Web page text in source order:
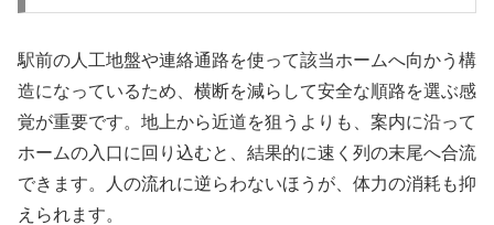
駅前の人工地盤や連絡通路を使って該当ホームへ向かう構
造になっているため、横断を減らして安全な順路を選ぶ感
覚が重要です。地上から近道を狙うよりも、案内に沿って
ホームの入口に回り込むと、結果的に速く列の末尾へ合流
できます。人の流れに逆らわないほうが、体力の消耗も抑
えられます。